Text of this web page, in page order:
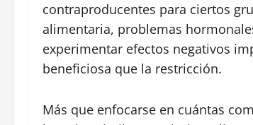
contraproducentes para ciertos
alimentaria, problemas
experimentar efectos negativos
beneficiosa que la restricción.
Más que enfocarse en cuántas